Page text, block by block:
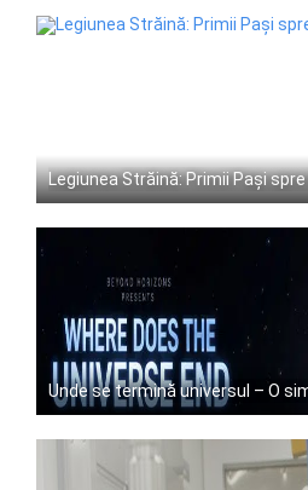
Legiunea Străină: Primii Pași spre
Unde se termină universul – O